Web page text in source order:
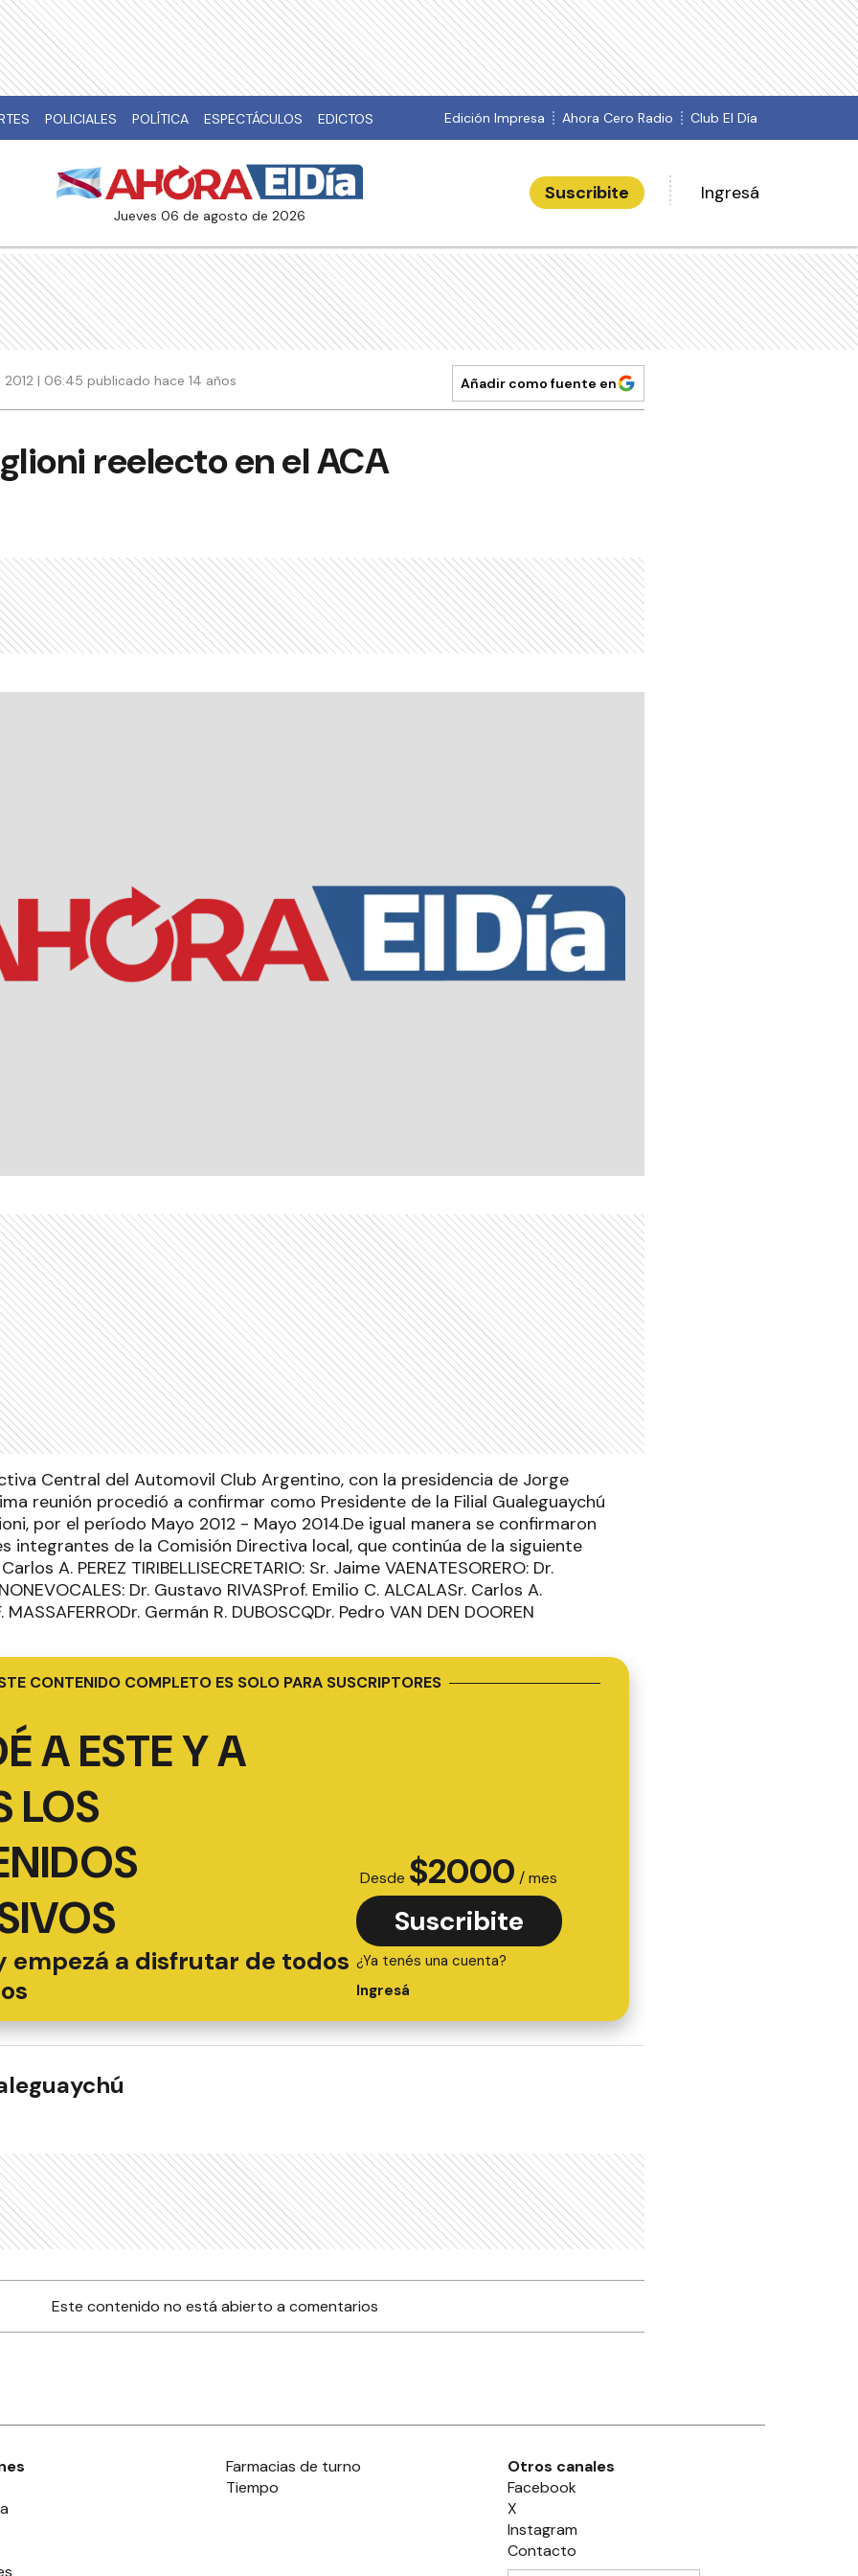
POLICIALES POLÍTICA ESPECTÁCULOS EDICTOS Edición Impresa Ahora Cero Radio Club El Día
jueves 06 de agosto de 2026
Suscribite Ingresá
| 06:45 publicado hace 14 años Añadir como fuente en
reelecto en el ACA
Central del Automovil Club Argentino, con la presidencia de Jorge
reunión procedió a confirmar como Presidente de la Filial Gualeguaychú
por el período Mayo 2012 - Mayo 2014.De igual manera se confirmaron
integrantes de la Comisión Directiva local, que continúa de la siguiente
A. PEREZ TIRIBELLISECRETARIO: Sr. Jaime VAENATESORERO: Dr.
Dr. Gustavo RIVASProf. Emilio C. ALCALASr. Carlos A.
MASSAFERRODr. Germán R. DUBOSCQDr. Pedro VAN DEN DOOREN
CONTENIDO COMPLETO ES SOLO PARA SUSCRIPTORES
A ESTE Y A
LOS
empezá a disfrutar de todos
Desde $2000 / mes
Suscribite
¿Ya tenés una cuenta?
Ingresá
Este contenido no está abierto a comentarios
Farmacias de turno
Tiempo
Otros canales
Facebook
X
Instagram
Contacto